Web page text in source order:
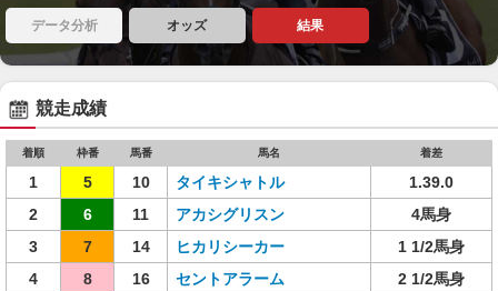
データ分析 オッズ 結果
競走成績
着順 枠番 馬番 馬名 着差
1 5 10 タイキシャトル
1.39.0
2
6 11 アカシグリスン
4馬身
3
7 14 ヒカリシーカー
1 1/2馬身
4
8 16 セントアラーム
2 1/2馬身